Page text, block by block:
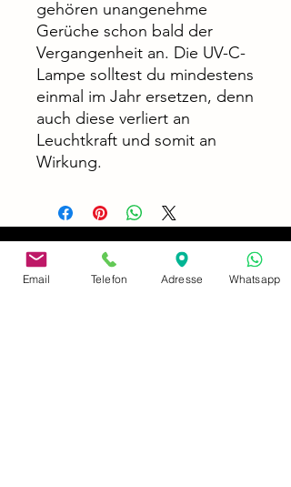
gehören unangenehme
Gerüche schon bald der
Vergangenheit an. Die UV-C-
Lampe solltest du mindestens
einmal im Jahr ersetzen, denn
auch diese verliert an
Leuchtkraft und somit an
Wirkung.
Email Telefon Adresse Whatsapp